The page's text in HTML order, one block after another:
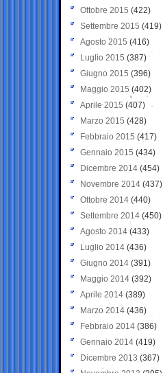
Ottobre 2015 (422)
Settembre 2015 (419)
Agosto 2015 (416)
Luglio 2015 (387)
Giugno 2015 (396)
Maggio 2015 (402)
Aprile 2015 (407)
Marzo 2015 (428)
Febbraio 2015 (417)
Gennaio 2015 (434)
Dicembre 2014 (454)
Novembre 2014 (437)
Ottobre 2014 (440)
Settembre 2014 (450)
Agosto 2014 (433)
Luglio 2014 (436)
Giugno 2014 (391)
Maggio 2014 (392)
Aprile 2014 (389)
Marzo 2014 (436)
Febbraio 2014 (386)
Gennaio 2014 (419)
Dicembre 2013 (367)